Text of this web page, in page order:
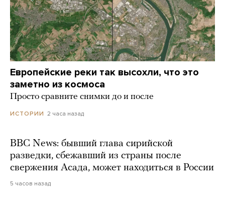
Европейские реки так высохли, что это
заметно из космоса
Просто сравните снимки до и после
ИСТОРИИ 2 часа назад
BBC News: бывший глава сирийской
разведки, сбежавший из страны после
свержения Асада, может находиться в России
5 часов назад